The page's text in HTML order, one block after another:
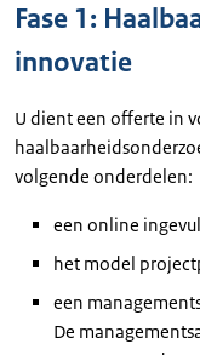
Fase 1:
innovatie
U dient een offerte in
volgende onderdelen:
een online
het model
een
De